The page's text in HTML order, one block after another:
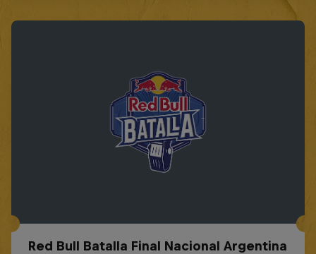
Red Bull Batalla Final Nacional Argentina